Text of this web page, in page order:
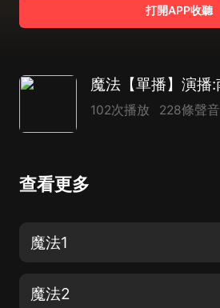
打開APP收聽
102次播放 228條聲音
查看更多
魔法1
魔法2